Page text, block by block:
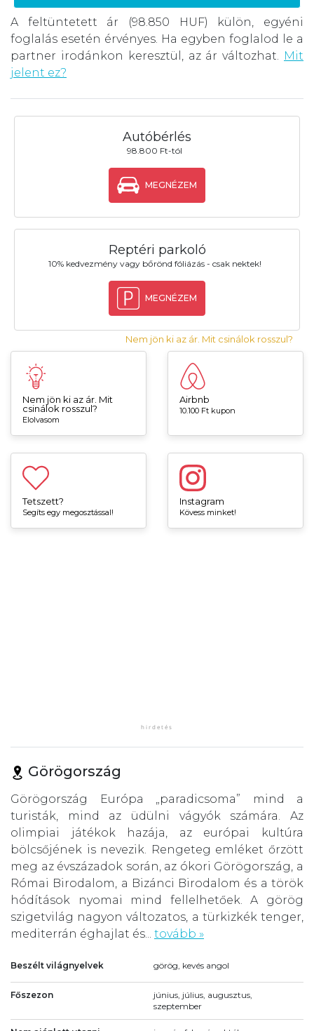
A feltüntetett ár (98.850 HUF) külön, egyéni
foglalás esetén érvényes. Ha egyben foglalod le a
partner irodánkon keresztül, az ár változhat. Mit
jelent ez?
Autóbérlés
98.800 Ft-tól
MEGNÉZEM
Reptéri parkoló
10% kedvezmény vagy bőrönd fóliázás - csak nektek!
MEGNÉZEM
Nem jön ki az ár. Mit csinálok rosszul?
Nem jön ki az ár. Mit
csinálok rosszul?
Elolvasom
Airbnb
10.100 Ft kupon
Tetszett?
Segíts egy megosztással!
Instagram
Kövess minket!
Görögország
Görögország Európa „paradicsoma” mind a
turisták, mind az üdülni vágyók számára. Az
olimpiai játékok hazája, az európai kultúra
bölcsőjének is nevezik. Rengeteg emléket őrzött
meg az évszázadok során, az ókori Görögország, a
Római Birodalom, a Bizánci Birodalom és a török
hódítások nyomai mind fellelhetőek. A görög
szigetvilág nagyon változatos, a türkizkék tenger,
mediterrán éghajlat és... tovább »
Beszélt világnyelvek görög, kevés angol
Főszezon
június, július, augusztus,
szeptember